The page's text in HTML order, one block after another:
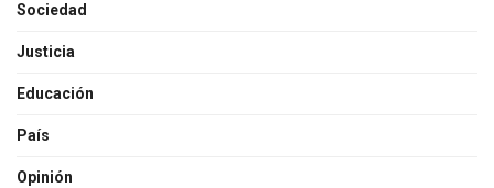
Sociedad
Justicia
Educación
País
Opinión